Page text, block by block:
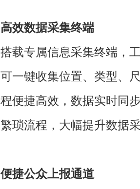
高效数据采集终端
搭载专属信息采集终端，
可一键收集位置、类型、
程便捷高效，数据实时同
繁琐流程，大幅提升数据
便捷公众上报通道